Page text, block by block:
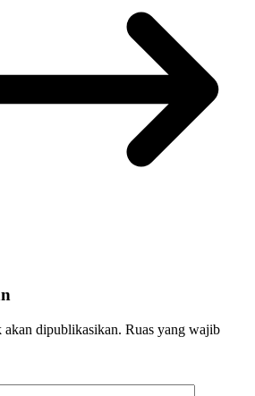
dipublikasikan. Ruas yang wajib